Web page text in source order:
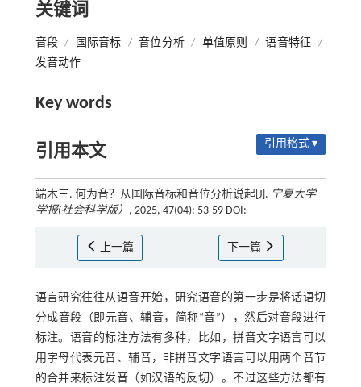
关键词
音段 / 国际音标 / 音位分析 / 单值原则 / 语音特征
/
发音动作
Key words
引用本文 引用格式 ▾
端木三. 何为音？从国际音标和音位分析说起[J]. 宁夏大学
学报(社会科学版） , 2025, 47(04): 53-59 DOI:
上一篇 下一篇
语言研究往往从语音开始，研究语音的第一步是将话语切
分成音段（即元音、辅音，简称“音”），然后对音段进行
标注。语音的标注方法有多种，比如，拼音文字语言可以
用字母代表元音、辅音，非拼音文字语言可以用两个音节
的合并来标注发音（如汉语的反切）。不过这些方法都有